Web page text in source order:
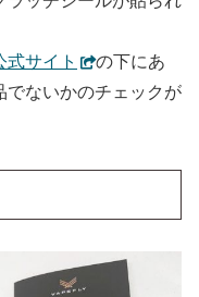
式サイト
の下にあ
でないかのチェックが